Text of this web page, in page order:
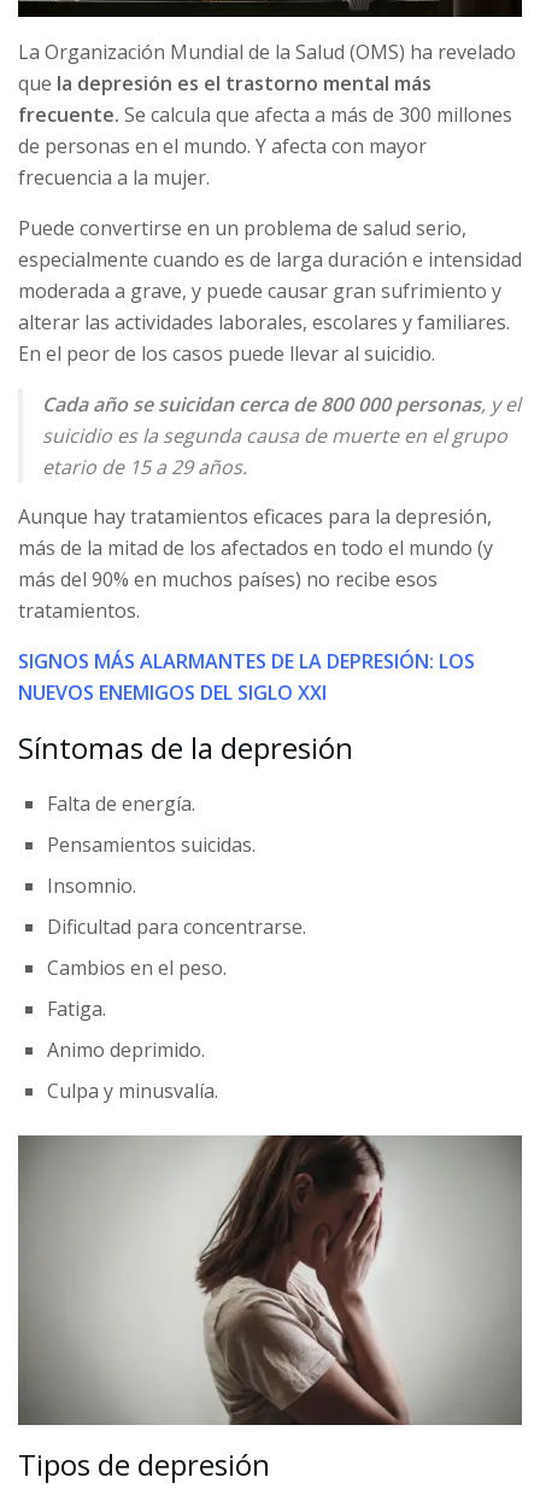
La Organización Mundial de la Salud (OMS) ha revelado
que la depresión es el trastorno mental más
frecuente. Se calcula que afecta a más de 300 millones
de personas en el mundo. Y afecta con mayor
frecuencia a la mujer.
Puede convertirse en un problema de salud serio,
especialmente cuando es de larga duración e intensidad
moderada a grave, y puede causar gran sufrimiento y
alterar las actividades laborales, escolares y familiares.
En el peor de los casos puede llevar al suicidio.
Cada año se suicidan cerca de 800 000 personas, y el
suicidio es la segunda causa de muerte en el grupo
etario de 15 a 29 años.
Aunque hay tratamientos eficaces para la depresión,
más de la mitad de los afectados en todo el mundo (y
más del 90% en muchos países) no recibe esos
tratamientos.
SIGNOS MÁS ALARMANTES DE LA DEPRESIÓN: LOS
NUEVOS ENEMIGOS DEL SIGLO XXI
Síntomas de la depresión
Falta de energía.
Pensamientos suicidas.
Insomnio.
Dificultad para concentrarse.
Cambios en el peso.
Fatiga.
Animo deprimido.
Culpa y minusvalía.
Tipos de depresión